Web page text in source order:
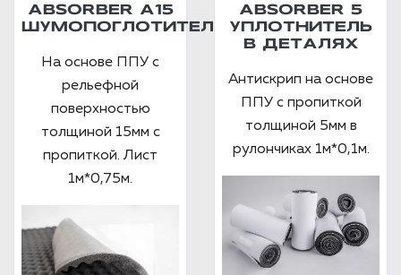
ABSORBER А15
ШУМОПОГЛОТИТЕЛЬ
На основе ППУ с
рельефной
поверхностью
толщиной 15мм с
пропиткой. Лист
1м*0,75м.
ABSORBER 5
УПЛОТНИТЕЛЬ
В ДЕТАЛЯХ
Антискрип на основе
ППУ с пропиткой
толщиной 5мм в
рулончиках 1м*0,1м.